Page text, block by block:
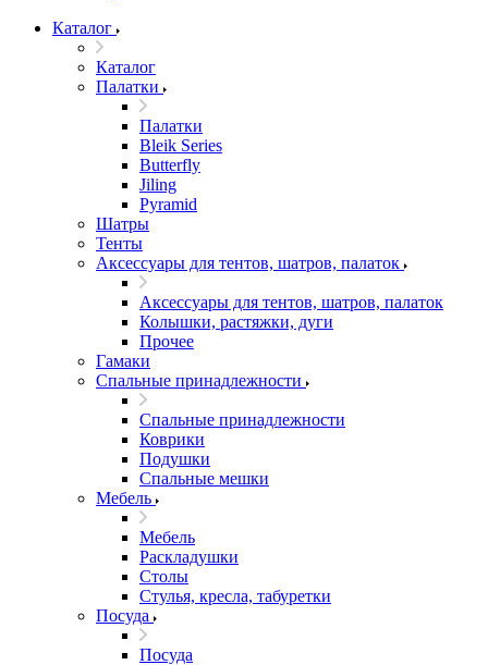
Каталог
Каталог
Палатки
Палатки
Bleik Series
Butterfly
Jiling
Pyramid
Шатры
Тенты
Аксессуары для тентов, шатров, палаток
Аксессуары для тентов, шатров, палаток
Колышки, растяжки, дуги
Прочее
Гамаки
Спальные принадлежности
Спальные принадлежности
Коврики
Подушки
Спальные мешки
Мебель
Мебель
Раскладушки
Столы
Стулья, кресла, табуретки
Посуда
Посуда